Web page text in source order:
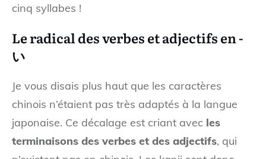
cinq syllabes !
Le radical des verbes et adjectifsen -
い
Je vous disais plus haut que les caractères
chinois n’étaient pas très adaptés à la langue
japonaise. Ce décalage est criant avec les
terminaisons des verbes et des adjectifs, qui